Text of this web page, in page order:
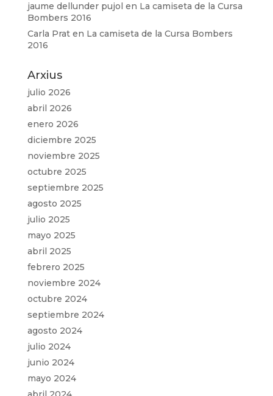
jaume dellunder pujol en La camiseta de la Cursa
Bombers 2016
Carla Praten La camiseta de la Cursa Bombers
2016
Arxius
julio 2026
abril 2026
enero 2026
diciembre 2025
noviembre 2025
octubre 2025
septiembre 2025
agosto 2025
julio 2025
mayo 2025
abril 2025
febrero 2025
noviembre 2024
octubre 2024
septiembre 2024
agosto 2024
julio 2024
junio 2024
mayo 2024